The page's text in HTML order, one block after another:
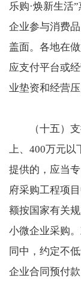
乐购·焕新生活
企业参与消费
盖面。各地在
应支付平台或
业垫资和经营压
（十五）支
上、400万元以
提供的，应当
府采购工程项
额按国家有关
小微企业采购
同中，约定不
企业合同预付